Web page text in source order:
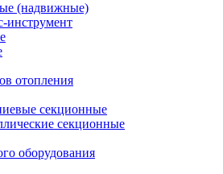
(надвижные)
инструмент
отопления
секционные
секционные
оборудования